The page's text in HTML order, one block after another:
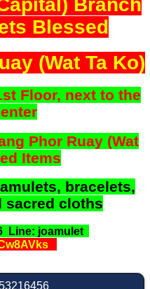
Branch
Blessed
(Wat Ta Ko)
Floor, next to the
Phor Ruay (Wat
Items
bracelets,
sacred cloths
Line: joamulet